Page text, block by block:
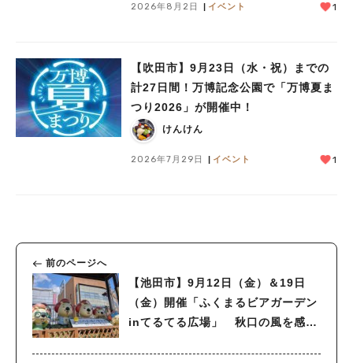
2026年8月2日 イベント 1
【吹田市】9月23日（水・祝）までの
計27日間！万博記念公園で「万博夏ま
つり2026」が開催中！
けんけん
2026年7月29日 イベント 1
前のページへ
【池田市】9月12日（金）＆19日
（金）開催「ふくまるビアガーデン
inてるてる広場」 秋口の風を感じ